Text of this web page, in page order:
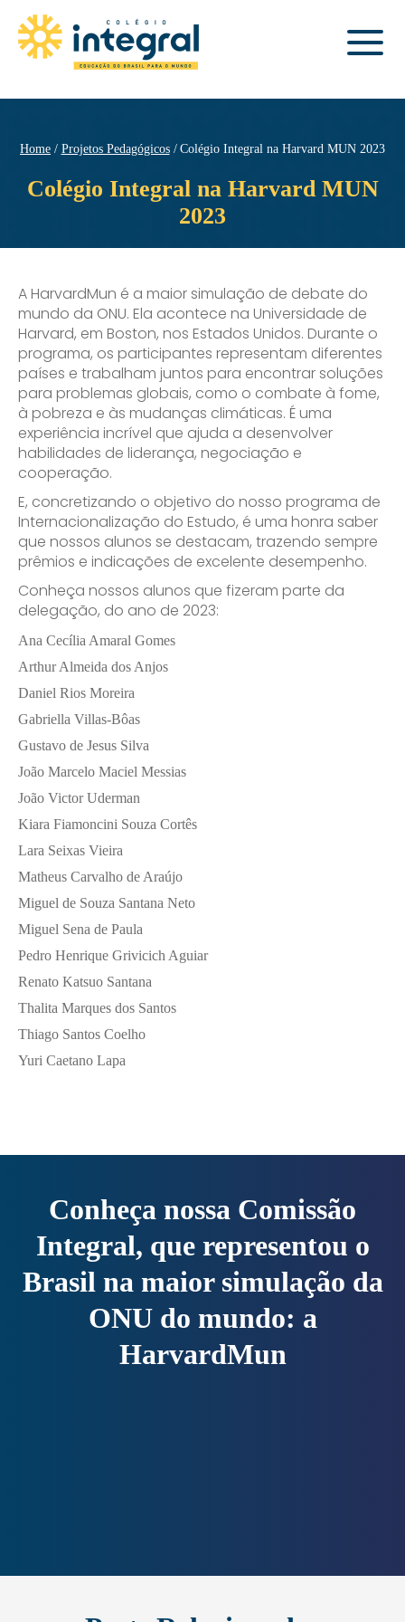
Home Projetos Pedagógicos Colégio Integral na Harvard MUN 2023
Colégio Integral na Harvard MUN
2023
A HarvardMun é a maior simulação de debate do
mundo da ONU. Ela acontece na Universidade de
Harvard, em Boston, nos Estados Unidos. Durante o
programa, os participantes representam diferentes
países e trabalham juntos para encontrar soluções
para problemas globais, como o combate à fome,
à pobreza e às mudanças climáticas. É uma
experiência incrível que ajuda a desenvolver
habilidades de liderança, negociação e
cooperação.
E, concretizando o objetivo do nosso programa de
Internacionalização do Estudo, é uma honra saber
que nossos alunos se destacam, trazendo sempre
prêmios e indicações de excelente desempenho.
Conheça nossos alunos que fizeram parte da
delegação, do ano de 2023:
Ana Cecília Amaral Gomes
Arthur Almeida dos Anjos
Daniel Rios Moreira
Gabriella Villas-Bôas
Gustavo de Jesus Silva
João Marcelo Maciel Messias
João Victor Uderman
Kiara Fiamoncini Souza Cortês
Lara Seixas Vieira
Matheus Carvalho de Araújo
Miguel de Souza Santana Neto
Miguel Sena de Paula
Pedro Henrique Grivicich Aguiar
Renato Katsuo Santana
Thalita Marques dos Santos
Thiago Santos Coelho
Yuri Caetano Lapa
Conheça nossa Comissão
Integral, que representou o
Brasil na maior simulação da
ONU do mundo: a
HarvardMun